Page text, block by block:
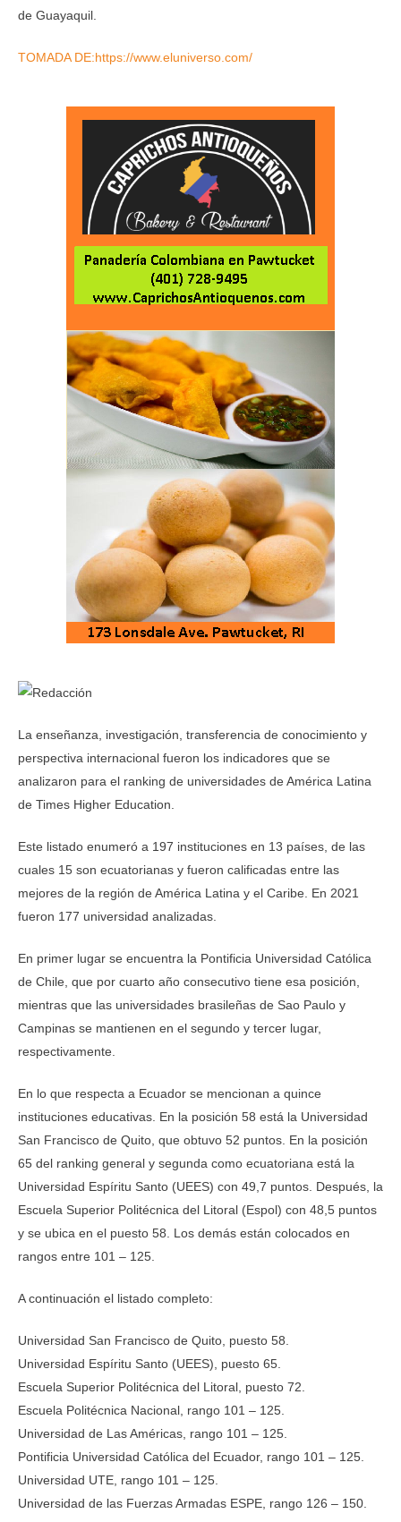
de Guayaquil.
TOMADA DE:https://www.eluniverso.com/
La enseñanza, investigación, transferencia de conocimiento y
perspectiva internacional fueron los indicadores que se
analizaron para el ranking de universidades de América Latina
de Times Higher Education.
Este listado enumeró a 197 instituciones en 13 países, de las
cuales 15 son ecuatorianas y fueron calificadas entre las
mejores de la región de América Latina y el Caribe. En 2021
fueron 177 universidad analizadas.
En primer lugar se encuentra la Pontificia Universidad Católica
de Chile, que por cuarto año consecutivo tiene esa posición,
mientras que las universidades brasileñas de Sao Paulo y
Campinas se mantienen en el segundo y tercer lugar,
respectivamente.
En lo que respecta a Ecuador se mencionan a quince
instituciones educativas. En la posición 58 está la Universidad
San Francisco de Quito, que obtuvo 52 puntos. En la posición
65 del ranking general y segunda como ecuatoriana está la
Universidad Espíritu Santo (UEES) con 49,7 puntos. Después, la
Escuela Superior Politécnica del Litoral (Espol) con 48,5 puntos
y se ubica en el puesto 58. Los demás están colocados en
rangos entre 101 – 125.
A continuación el listado completo:
Universidad San Francisco de Quito, puesto 58.
Universidad Espíritu Santo (UEES), puesto 65.
Escuela Superior Politécnica del Litoral, puesto 72.
Escuela Politécnica Nacional, rango 101 – 125.
Universidad de Las Américas, rango 101 – 125.
Pontificia Universidad Católica del Ecuador, rango 101 – 125.
Universidad UTE, rango 101 – 125.
Universidad de las Fuerzas Armadas ESPE, rango 126 – 150.